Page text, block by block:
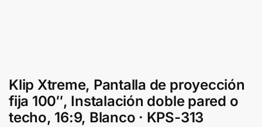
Klip Xtreme, Pantalla de proyección
fija 100″, Instalación doble pared o
techo, 16:9, Blanco · KPS-313